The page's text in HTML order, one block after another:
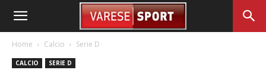
Home Calcio Serie D
CALCIO SERIE D